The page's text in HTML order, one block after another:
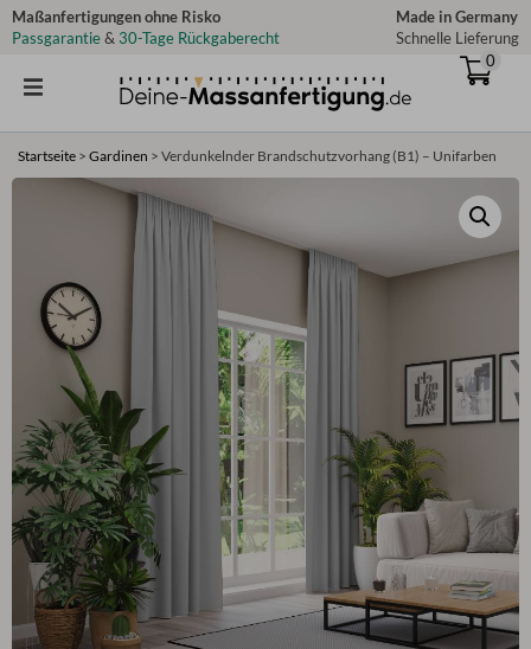
Zum
Inhalt
Maßanfertigungen ohne Risko
Passgarantie& 30-Tage Rückgaberecht
Made in Germany
Schnelle Lieferung
0
Startseite > Gardinen > Verdunkelnder Brandschutzvorhang (B1) – Unifarben